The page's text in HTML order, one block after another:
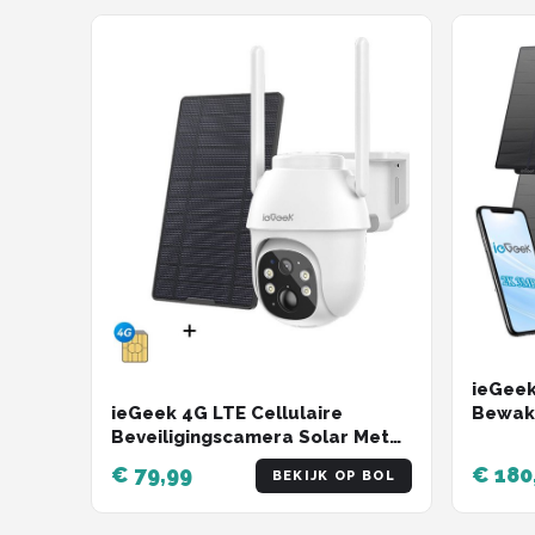
ieGeek 4G LTE Cellulaire
Beveiligingscamera Solar Met
SIM-kaart, Outdoor Draadloze
Geen WiFi Bewakingscamera
CCTV, 2K HD PTZ Nachtzicht PIR
€ 79,99 BEKIJK OP BOL
WiFi
thuis
€